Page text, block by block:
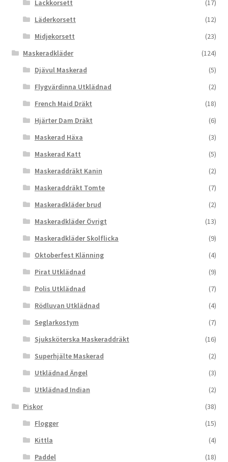
Lackkorsett
(17)
Läderkorsett
(12)
Midjekorsett
(23)
Maskeradkläder
(124)
Djävul Maskerad
(5)
Flygvärdinna Utklädnad
(2)
French Maid Dräkt
(18)
Hjärter Dam Dräkt
(6)
Maskerad Häxa
(3)
Maskerad Katt
(5)
Maskeraddräkt Kanin
(2)
Maskeraddräkt Tomte
(7)
Maskeradkläder brud
(2)
Maskeradkläder Övrigt
(13)
Maskeradkläder Skolflicka
(9)
Oktoberfest Klänning
(4)
Pirat Utklädnad
(9)
Polis Utklädnad
(7)
Rödluvan Utklädnad
(4)
Seglarkostym
(7)
Sjuksköterska Maskeraddräkt
(16)
Superhjälte Maskerad
(2)
Utklädnad Ängel
(3)
Utklädnad Indian
(2)
Piskor
(38)
Flogger
(15)
Kittla
(4)
Paddel
(18)